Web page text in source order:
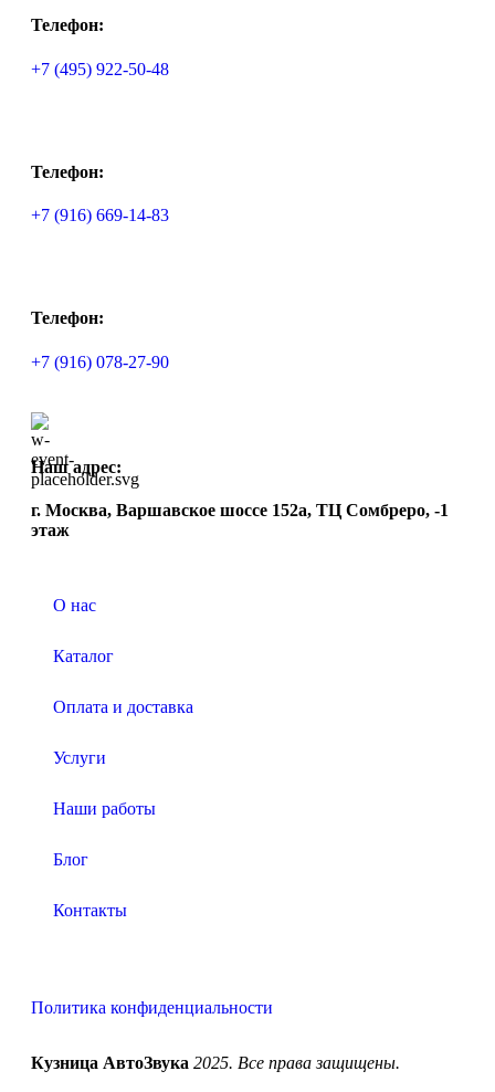
Телефон:
+7 (495) 922-50-48
Телефон:
+7 (916) 669-14-83
Телефон:
+7 (916) 078-27-90
Наш адрес:
г. Москва, Варшавское шоссе 152а, ТЦ Сомбреро, -1
этаж
О нас
Каталог
Оплата и доставка
Услуги
Наши работы
Блог
Контакты
Политика конфиденциальности
Кузница АвтоЗвука 2025. Все права защищены.